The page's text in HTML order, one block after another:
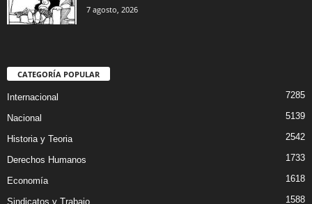
7 agosto, 2026
CATEGORÍA POPULAR
Internacional 7285
Nacional 5139
Historia y Teoria 2542
Derechos Humanos 1733
Economía 1618
Sindicatos y Trabajo 1588